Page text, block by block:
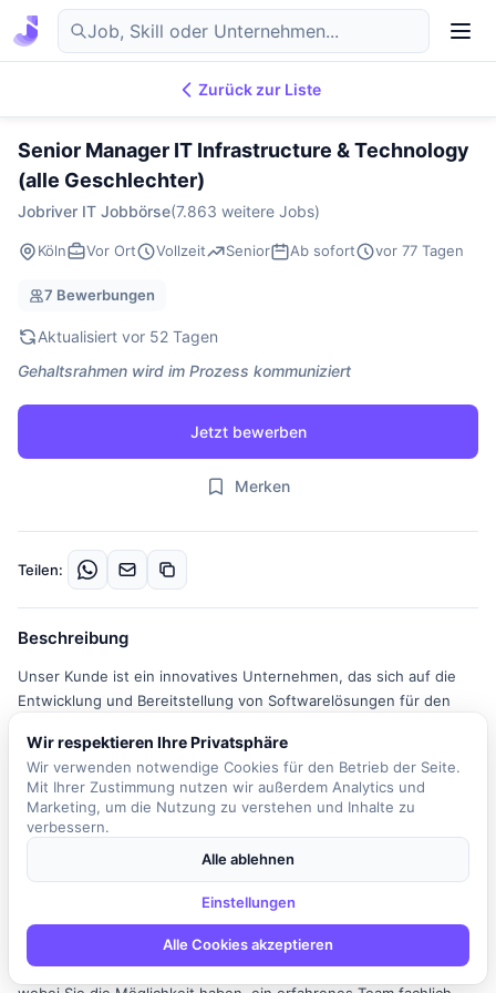
DE
Zurück zur Liste
Senior Manager IT Infrastructure & Technology
(alle Geschlechter)
Jobriver IT Jobbörse(7.863 weitere Jobs)
Köln Vor Ort Vollzeit Senior Ab sofort vor 77 Tagen
7 Bewerbungen
Aktualisiert vor 52 Tagen
Gehaltsrahmen wird im Prozess kommuniziert
Jetzt bewerben
Merken
Teilen:
Beschreibung
Unser Kunde ist ein innovatives Unternehmen, das sich auf die
Entwicklung und Bereitstellung von Softwarelösungen für den
verantwortungsvollen Rolle als Senior Manager IT Infrastructure &
Technology sind Sie maßgeblich an der Gestaltung und
Entwicklung eines leistungsstarken Portfolios im Bereich IT-
Infrastruktur und Technologie beteiligt. Ihre Hauptaufgaben
umfassen die strategische Ausrichtung und operative
Angeboten, die auf die Bedürfnisse der Kunden zugeschnitten
IT-Strategien zu optimieren und dabei als strategischer Partner
agieren. Das Arbeitsumfeld ist dynamisch und teamorientiert,
Wir respektieren Ihre Privatsphäre
Wir verwenden notwendige Cookies für den Betrieb der Seite.
Mit Ihrer Zustimmung nutzen wir außerdem Analytics und
Marketing, um die Nutzung zu verstehen und Inhalte zu
verbessern.
Alle ablehnen
Einstellungen
Alle Cookies akzeptieren